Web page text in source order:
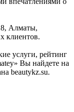
Алматы,
клиентов.
услуги, рейтинг
Вы найдете на
beautykz.su.